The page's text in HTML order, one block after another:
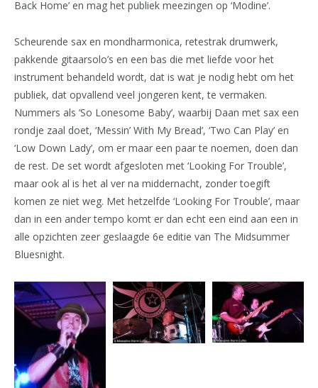
Back Home’ en mag het publiek meezingen op ‘Modine’.
Scheurende sax en mondharmonica, retestrak drumwerk,
pakkende gitaarsolo’s en een bas die met liefde voor het
instrument behandeld wordt, dat is wat je nodig hebt om het
publiek, dat opvallend veel jongeren kent, te vermaken.
Nummers als ‘So Lonesome Baby’, waarbij Daan met sax een
rondje zaal doet, ‘Messin’ With My Bread’, ‘Two Can Play’ en
‘Low Down Lady’, om er maar een paar te noemen, doen dan
de rest. De set wordt afgesloten met ‘Looking For Trouble’,
maar ook al is het al ver na middernacht, zonder toegift
komen ze niet weg. Met hetzelfde ‘Looking For Trouble’, maar
dan in een ander tempo komt er dan echt een eind aan een in
alle opzichten zeer geslaagde 6e editie van The Midsummer
Bluesnight.